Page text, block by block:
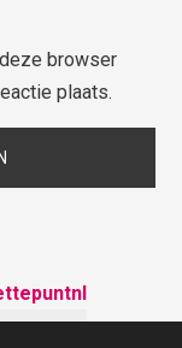
browser
plaats.